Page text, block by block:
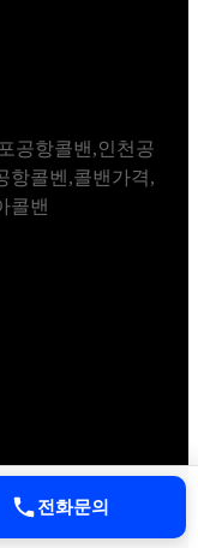
공항콜밴,인천공
항콜벤,콜밴가격,
콜밴
전화문의